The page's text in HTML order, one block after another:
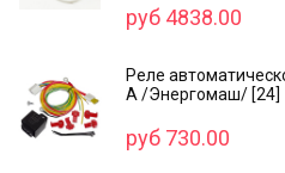
руб 4838.00
Реле
А /Энергомаш/ [24]
руб 730.00